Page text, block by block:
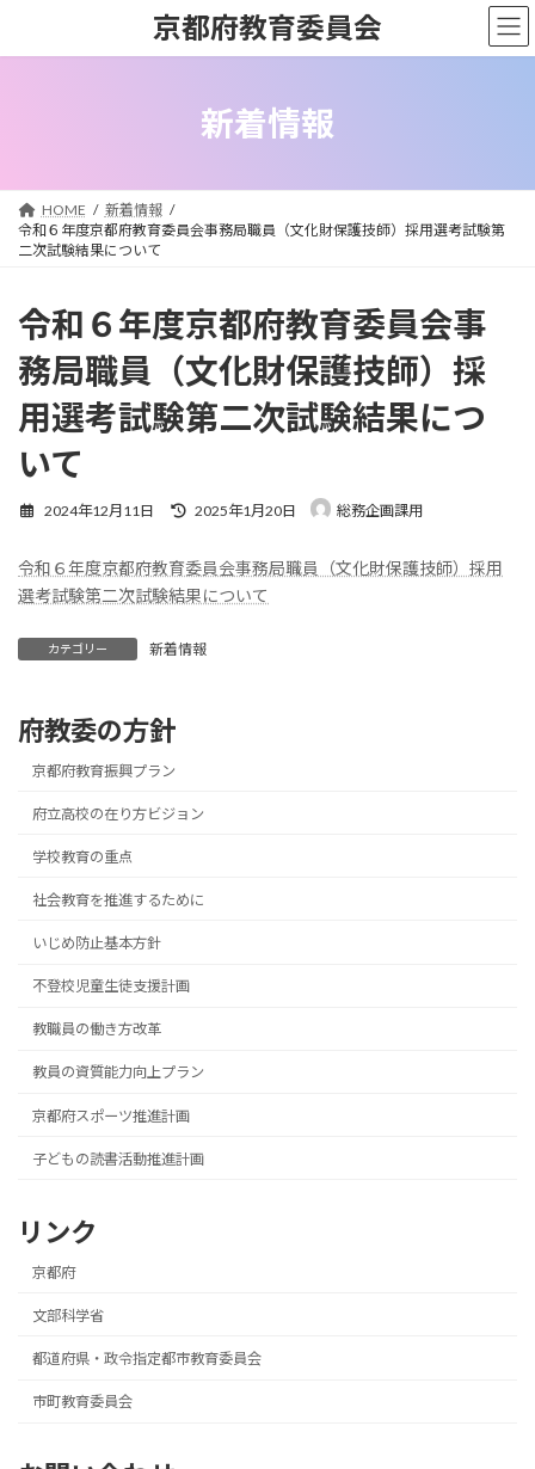
テ
ゲ
京都府教育委員会
新着情報
HOME
新着情報
令和６年度京都府教育委員会事務局職員（文化財保護技師）採用選考試験第
二次試験結果について
令和６年度京都府教育委員会事
務局職員（文化財保護技師）採
用選考試験第二次試験結果につ
いて
2024年12月11日
最
新
日
2025年1月20日 総務企画課用
令和６年度京都府教育委員会事務局職員（文化財保護技師）採用
選考試験第二次試験結果について
カテゴリー 新着情報
府教委の方針
京都府教育振興プラン
府立高校の在り方ビジョン
学校教育の重点
社会教育を推進するために
いじめ防止基本方針
不登校児童生徒支援計画
教職員の働き方改革
教員の資質能力向上プラン
京都府スポーツ推進計画
子どもの読書活動推進計画
リンク
京都府
文部科学省
都道府県・政令指定都市教育委員会
市町教育委員会